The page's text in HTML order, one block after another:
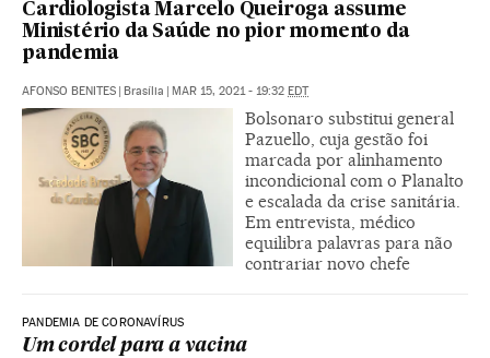
Cardiologista Marcelo Queiroga assume
Ministério da Saúde no pior momento da
pandemia
AFONSO BENITES | Brasília | MAR 15, 2021 - 19:32 EDT
Bolsonaro substitui general
Pazuello, cuja gestão foi
marcada por alinhamento
incondicional com o Planalto
e escalada da crise sanitária.
Em entrevista, médico
equilibra palavras para não
contrariar novo chefe
PANDEMIA DE CORONAVÍRUS
Um cordel para a vacina